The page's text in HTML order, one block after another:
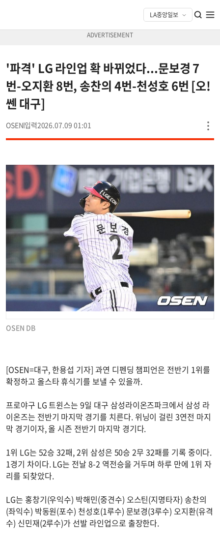
'파격' LG 라인업 확 바뀌었다...문보경 7
번-오지환 8번, 송찬의 4번-천성호 6번 [오!
쎈 대구]
OSEN 2026.07.09 01:01
OSEN DB
[OSEN=대구, 한용섭 기자] 과연 디펜딩 챔피언은 전반기 1위를
확정하고 올스타 휴식기를 보낼 수 있을까.
프로야구 LG 트윈스는 9일 대구 삼성라이온즈파크에서 삼성 라
이온즈는 전반기 마지막 경기를 치른다. 위닝이 걸린 3연전 마지
막 경기이자, 올 시즌 전반기 마지막 경기다.
1위 LG는 52승 32패, 2위 삼성은 50승 2무 32패를 기록 중이다.
1경기 차이다. LG는 전날 8-2 역전승을 거두며 하루 만에 1위 자
리를 되찾았다.
LG는 홍창기(우익수) 박해민(중견수) 오스틴(지명타자) 송찬의
(좌익수) 박동원(포수) 천성호(1루수) 문보경(3루수) 오지환(유격
수) 신민재(2루수)가 선발 라인업으로 출장한다.